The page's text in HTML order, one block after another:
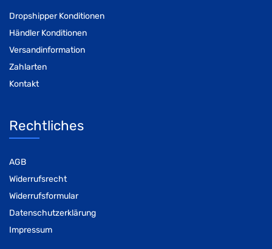
Dropshipper Konditionen
Händler Konditionen
Versandinformation
Zahlarten
Kontakt
Rechtliches
AGB
Widerrufsrecht
Widerrufsformular
Datenschutzerklärung
Impressum